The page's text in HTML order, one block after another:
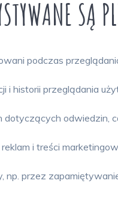
SĄ
podczas
i historii przeglądania
odwiedzin,
i treści
np. przez